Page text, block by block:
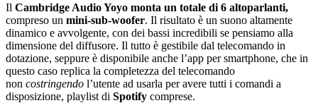
Il Cambridge Audio Yoyo monta un totale di 6 altoparlanti,
compreso un mini-sub-woofer. Il risultato è un suono altamente
dinamico e avvolgente, con dei bassi incredibili se pensiamo alla
dimensione del diffusore. Il tutto è gestibile dal telecomando in
dotazione, seppure è disponibile anche l’app per smartphone, che in
questo caso replica la completezza del telecomando
non costringendo l’utente ad usarla per avere tutti i comandi a
disposizione, playlist di Spotify comprese.